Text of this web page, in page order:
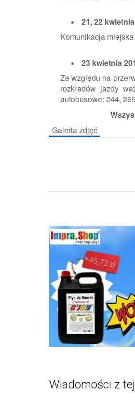
21, 22
Komunikacja
23 kwietnia
Ze względu na
rozkładów jazdy
autobusowe: 244,
Galeria zdjęć
Wiadomości z